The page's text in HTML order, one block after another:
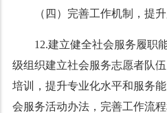
（四）完善工作机制，提
12.建立健全社会服务履职
级组织建立社会服务志愿者队
培训，提升专业化水平和服务
会服务活动办法，完善工作流